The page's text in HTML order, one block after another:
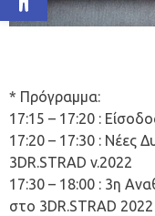
* Πρόγραμμα:
17:15 – 17:20 :
17:20 – 17:30 : Νέες
3DR.STRAD v.2022
17:30 – 18:00 : 3η
στο 3DR.STRAD 2022